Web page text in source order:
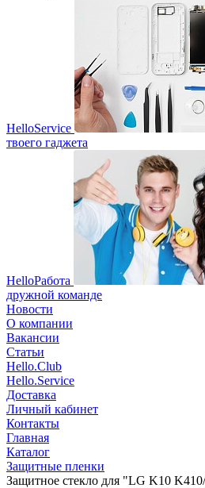
HelloService
твоего гаджета
HelloРабота
дружной команде
Новости
О компании
Вакансии
Статьи
Hello.Club
Hello.Service
Доставка
Личный кабинет
Контакты
Главная
Каталог
Защитные пленки
Защитное стекло для "LG K10